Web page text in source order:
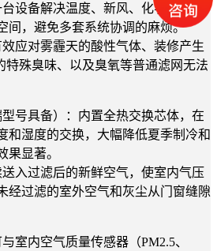
设备解决温度、新风、化学污染三
间，避免多套系统协调的麻烦。
应对雾霾天的酸性气体、装修产生
特殊臭味、以及臭氧等普通滤网无法
号具备）：内置全热交换芯体，在
和湿度的交换，大幅降低夏季制冷和
果显著。
入过滤后的新鲜空气，使室内气压
经过滤的室外空气和灰尘从门窗缝隙
室内空气质量传感器（PM2.5、